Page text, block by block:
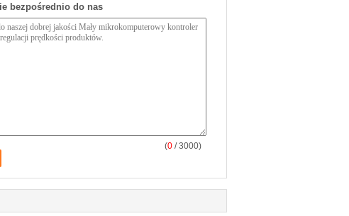
bezpośrednio do nas
(0 / 3000)